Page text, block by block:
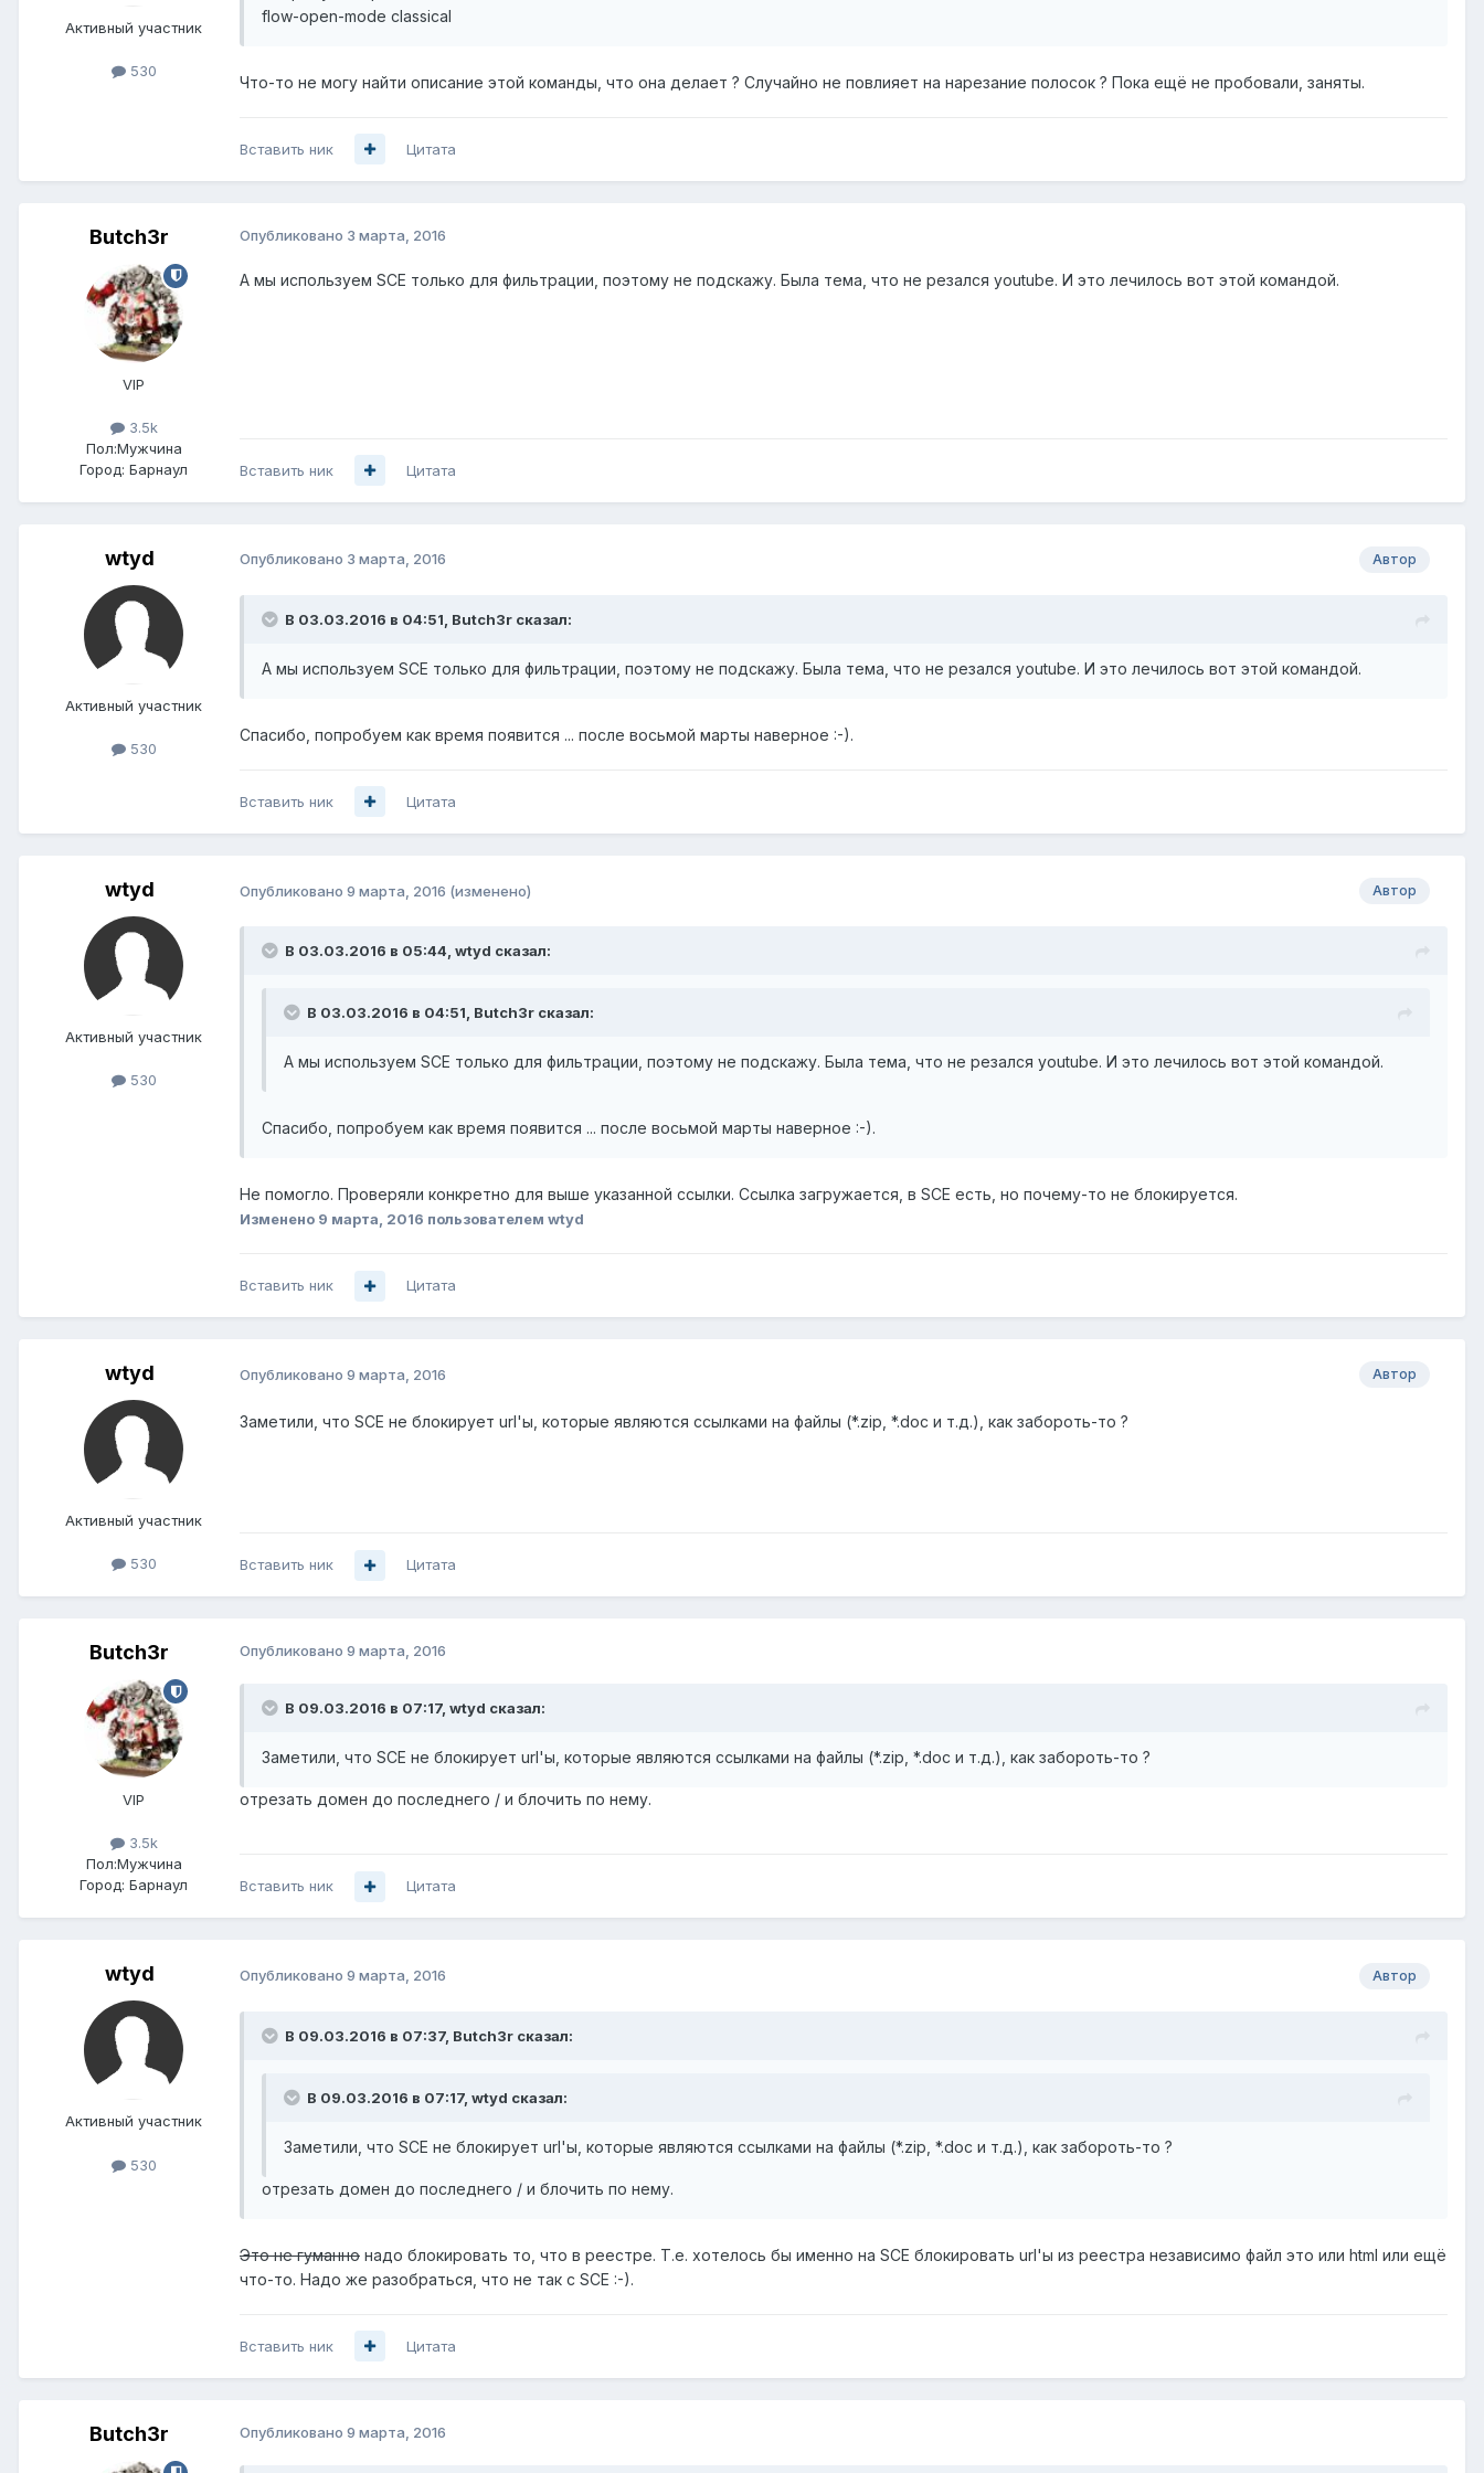
Активный участник
530
flow-open-mode classical
Что-то не могу найти описание этой команды, что она делает ? Случайно не повлияет на нарезание полосок ? Пока ещё не пробовали, заняты.
Вставить ник Цитата
Butch3r
VIP
3.5k
Пол:Мужчина
Город: Барнаул
Опубликовано 3 марта, 2016
А мы используем SCE только для фильтрации, поэтому не подскажу. Была тема, что не резался youtube. И это лечилось вот этой командой.
Вставить ник Цитата
wtyd
Активный участник
530
Автор
Опубликовано 3 марта, 2016
В 03.03.2016 в 04:51, Butch3r сказал:
А мы используем SCE только для фильтрации, поэтому не подскажу. Была тема, что не резался youtube. И это лечилось вот этой командой.
Спасибо, попробуем как время появится ... после восьмой марты наверное :-).
Вставить ник Цитата
wtyd
Активный участник
530
Автор
Опубликовано 9 марта, 2016 (изменено)
В 03.03.2016 в 05:44, wtyd сказал:
В 03.03.2016 в 04:51, Butch3r сказал:
А мы используем SCE только для фильтрации, поэтому не подскажу. Была тема, что не резался youtube. И это лечилось вот этой командой.
Спасибо, попробуем как время появится ... после восьмой марты наверное :-).
Не помогло. Проверяли конкретно для выше указанной ссылки. Ссылка загружается, в SCE есть, но почему-то не блокируется.
Изменено 9 марта, 2016 пользователем wtyd
Вставить ник Цитата
wtyd
Активный участник
530
Автор
Опубликовано 9 марта, 2016
Заметили, что SCE не блокирует url'ы, которые являются ссылками на файлы (*.zip, *.doc и т.д.), как забороть-то ?
Вставить ник Цитата
Butch3r
VIP
3.5k
Пол:Мужчина
Город: Барнаул
Опубликовано 9 марта, 2016
В 09.03.2016 в 07:17, wtyd сказал:
Заметили, что SCE не блокирует url'ы, которые являются ссылками на файлы (*.zip, *.doc и т.д.), как забороть-то ?
отрезать домен до последнего / и блочить по нему.
Вставить ник Цитата
wtyd
Активный участник
530
Автор
Опубликовано 9 марта, 2016
В 09.03.2016 в 07:37, Butch3r сказал:
В 09.03.2016 в 07:17, wtyd сказал:
Заметили, что SCE не блокирует url'ы, которые являются ссылками на файлы (*.zip, *.doc и т.д.), как забороть-то ?
отрезать домен до последнего / и блочить по нему.
Это не гуманно надо блокировать то, что в реестре. Т.е. хотелось бы именно на SCE блокировать url'ы из реестра независимо файл это или html или ещё
что-то. Надо же разобраться, что не так с SCE :-).
Вставить ник Цитата
Butch3r Опубликовано 9 марта, 2016